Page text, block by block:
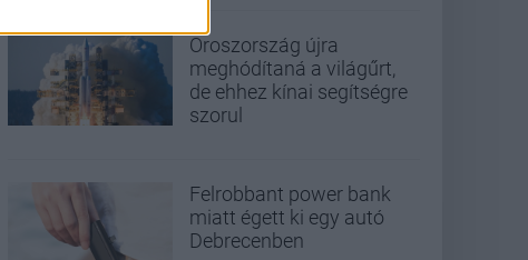
Oroszország újra
meghódítaná a világűrt,
de ehhez kínai segítségre
szorul
Felrobbant power bank
miatt égett ki egy autó
Debrecenben